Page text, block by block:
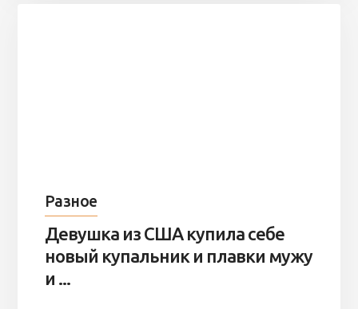
Разное
Девушка из США купила себе
новый купальник и плавки мужу
и ...